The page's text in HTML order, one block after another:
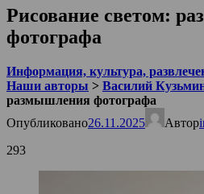
Рисование светом:
фотографа
Информация, культура,
Наши авторы > Василий
размышления фотографа
Опубликовано26.11.2025 Автор
293